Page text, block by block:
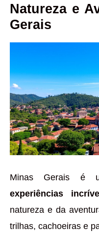
Natureza e
Gerais
Minas Gerais é
experiências
natureza e da
trilhas, cachoeiras e